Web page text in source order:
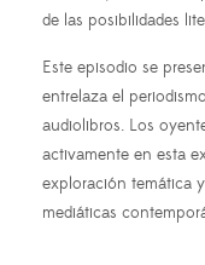
de las posibilidades
Este episodio se
entrelaza el
audiolibros. Los
activamente en esta
exploración temática
mediáticas